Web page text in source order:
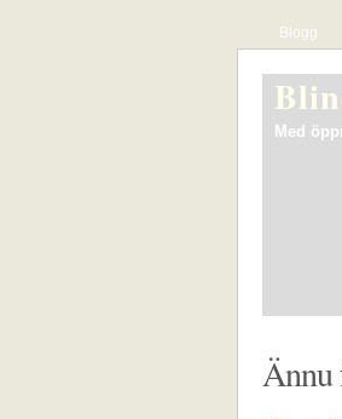
Blogg
Med
Ännu